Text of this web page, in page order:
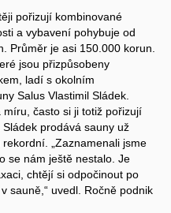
pořizují kombinované
a vybavení pohybuje od
Průměr je asi 150.000 korun.
jsou přizpůsobeny
ladí s okolním
Salus Vlastimil Sládek.
často si ji totiž pořizují
prodává sauny už
„Zaznamenali jsme
se nám ještě nestalo. Je
chtějí si odpočinout po
sauně,“ uvedl. Ročně podnik